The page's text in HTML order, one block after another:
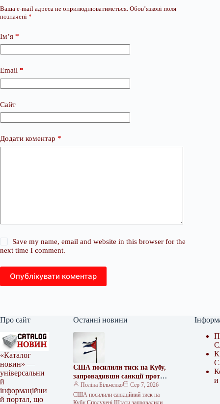
Ваша e-mail адреса не оприлюднюватиметься. Обов’язкові поля
позначені *
Ім’я *
Email *
Сайт
Додати коментар *
Save my name, email and website in this browser for the
next time I comment.
Опублікувати коментар
Про сайт
«Каталог
новин» —
універсальни
й
інформаційни
й портал, що
Останні новини
США посилили тиск на Кубу,
запровадивши санкції проти
фігурантів збройних
закупівель
Поліна Більченко
Сер 7, 2026
США посилили санкційний тиск на
Кубу Сполучені Штати запровадили
и